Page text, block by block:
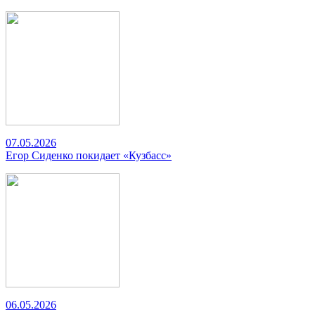
07.05.2026
Егор Сиденко покидает «Кузбасс»
06.05.2026